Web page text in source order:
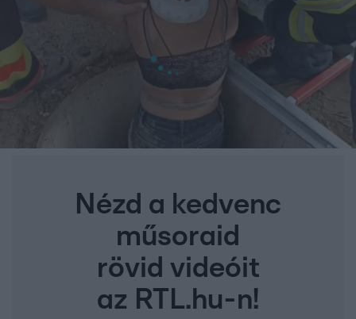
Nézd a kedvenc
műsoraid
rövid videóit
az RTL.hu-n!